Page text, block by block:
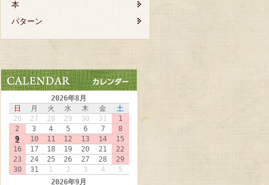
本
パターン